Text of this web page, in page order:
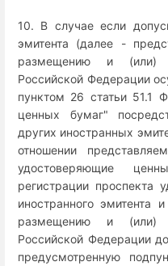
10. В случае если
эмитента (далее -
размещению и (или)
Российской Федерации
пунктом 26 статьи 51.1
ценных бумаг"
других иностранных
отношении
удостоверяющие
регистрации проспекта
иностранного эмитента
размещению и (или)
Российской Федерации
предусмотренную